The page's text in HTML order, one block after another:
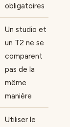
obligatoires
Un studio et
un T2 ne se
comparent
pas de la
même
manière
Utiliser le